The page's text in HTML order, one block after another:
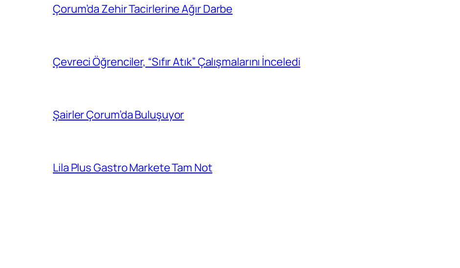
Çorum’da Zehir Tacirlerine Ağır Darbe
Çevreci Öğrenciler, “Sıfır Atık” Çalışmalarını İnceledi
Şairler Çorum’da Buluşuyor
Lila Plus Gastro Markete Tam Not